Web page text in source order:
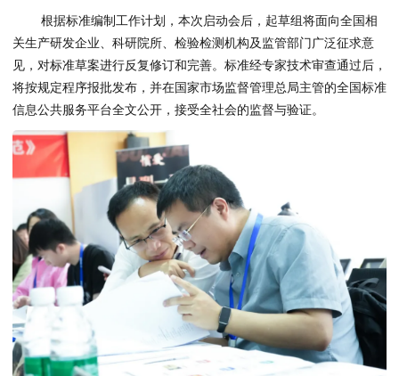
根据标准编制工作计划，本次启动会后，起草组将面向全国相
关生产研发企业、科研院所、检验检测机构及监管部门广泛征求意
见，对标准草案进行反复修订和完善。标准经专家技术审查通过后，
将按规定程序报批发布，并在国家市场监督管理总局主管的全国标准
信息公共服务平台全文公开，接受全社会的监督与验证。